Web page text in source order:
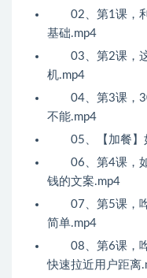
02、第1课，利
基础.mp4
03、第2课，这
机.mp4
04、第3课，30
不能.mp4
05、【加餐】
06、第4课，如
钱的文案.mp4
07、第5课，哗
简单.mp4
08、第6课，哗
快速拉近用户距离